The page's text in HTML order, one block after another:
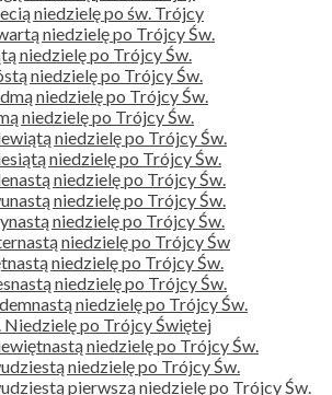
niedzielę po św. Trójcy
niedzielę po Trójcy Św.
niedzielę po Trójcy Św.
niedzielę po Trójcy Św.
niedzielę po Trójcy Św.
niedzielę po Trójcy Św.
niedzielę po Trójcy Św.
niedzielę po Trójcy Św.
niedzielę po Trójcy Św.
niedzielę po Trójcy Św.
niedzielę po Trójcy Św.
niedzielę po Trójcy Św
niedzielę po Trójcy Św.
niedzielę po Trójcy Św.
niedzielę po Trójcy Św.
Niedzielę po Trójcy Świętej
niedzielę po Trójcy Św.
niedzielę po Trójcy Św.
pierwszą niedzielę po Trójcy Św.